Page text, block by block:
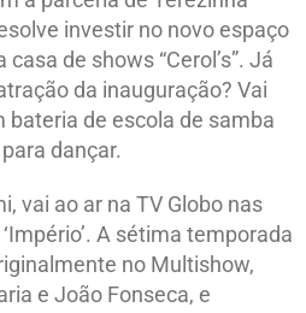
investir no novo espaço
de shows “Cerol’s”. Já
da inauguração? Vai
bateria de escola de samba
dançar.
vai ao ar na TV Globo nas
A sétima temporada
no Multishow,
e João Fonseca, e